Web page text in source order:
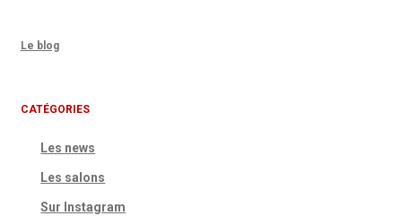
Le blog
CATÉGORIES
Les news
Les salons
Sur Instagram